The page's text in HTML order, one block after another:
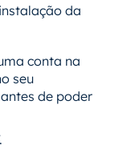
da
conta na
seu
de poder